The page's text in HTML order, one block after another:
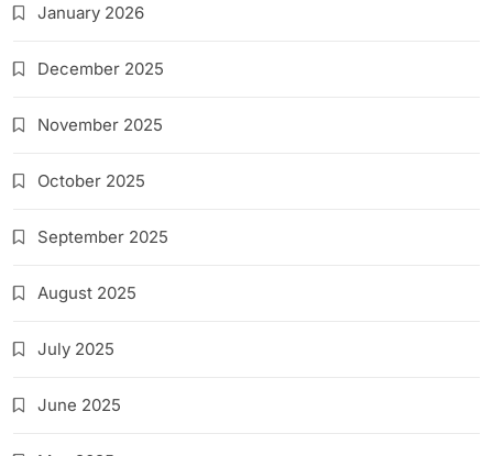
January 2026
December 2025
November 2025
October 2025
September 2025
August 2025
July 2025
June 2025